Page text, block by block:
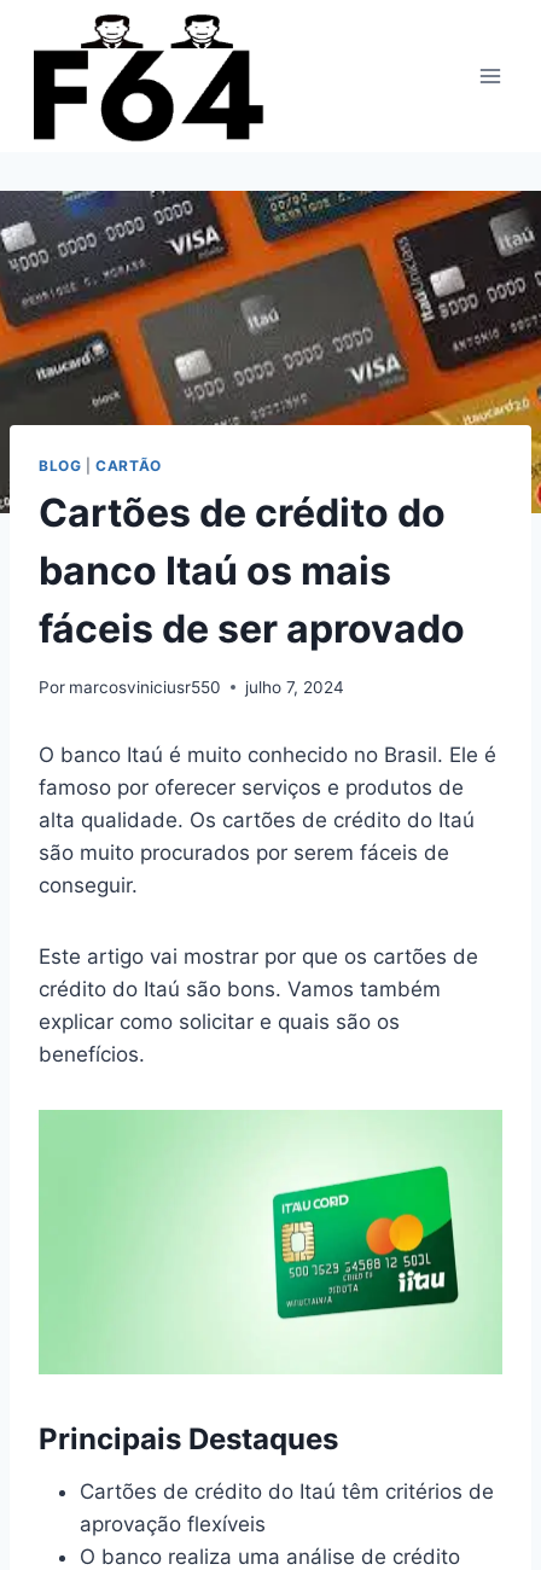
para
BLOG |CARTÃO
Cartões de crédito do
banco Itaú os mais
fáceis de ser aprovado
Por marcosviniciusr550 julho 7, 2024
O banco Itaú é muito conhecido no Brasil. Ele é
famoso por oferecer serviços e produtos de
alta qualidade. Os cartões de crédito do Itaú
são muito procurados por serem fáceis de
conseguir.
Este artigo vai mostrar por que os cartões de
crédito do Itaú são bons. Vamos também
explicar como solicitar e quais são os
benefícios.
Principais Destaques
Cartões de crédito do Itaú têm critérios de
aprovação flexíveis
O banco realiza uma análise de crédito